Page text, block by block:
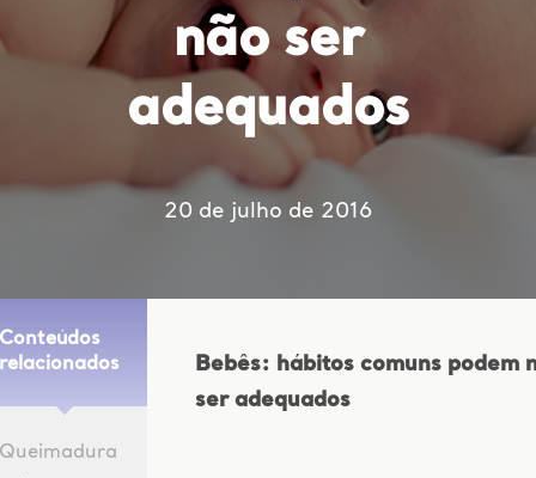
não ser
adequados
20 de julho de 2016
Conteúdos
relacionados
Queimadura
Bebês: hábitos comuns podem
ser adequados